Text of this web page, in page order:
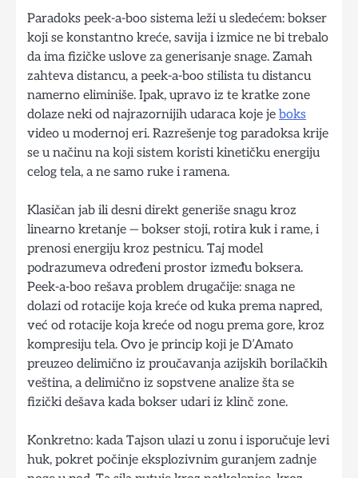
Paradoks peek-a-boo sistema leži u sledećem: bokser
koji se konstantno kreće, savija i izmice ne bi trebalo
da ima fizičke uslove za generisanje snage. Zamah
zahteva distancu, a peek-a-boo stilista tu distancu
namerno eliminiše. Ipak, upravo iz te kratke zone
dolaze neki od najrazornijih udaraca koje je boks
video u modernoj eri. Razrešenje tog paradoksa krije
se u načinu na koji sistem koristi kinetičku energiju
celog tela, a ne samo ruke i ramena.
Klasičan jab ili desni direkt generiše snagu kroz
linearno kretanje — bokser stoji, rotira kuk i rame, i
prenosi energiju kroz pestnicu. Taj model
podrazumeva određeni prostor između boksera.
Peek-a-boo rešava problem drugačije: snaga ne
dolazi od rotacije koja kreće od kuka prema napred,
već od rotacije koja kreće od nogu prema gore, kroz
kompresiju tela. Ovo je princip koji je D’Amato
preuzeo delimično iz proučavanja azijskih borilačkih
veština, a delimično iz sopstvene analize šta se
fizički dešava kada bokser udari iz klinč zone.
Konkretno: kada Tajson ulazi u zonu i isporučuje levi
huk, pokret počinje eksplozivnim guranjem zadnje